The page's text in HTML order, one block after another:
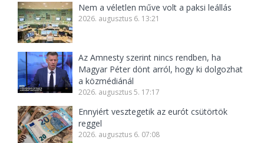
Nem a véletlen műve volt a paksi leállás
2026. augusztus 6. 13:21
Az Amnesty szerint nincs rendben, ha
Magyar Péter dönt arról, hogy ki dolgozhat
a közmédiánál
2026. augusztus 5. 17:17
Ennyiért vesztegetik az eurót csütörtök
reggel
2026. augusztus 6. 07:08